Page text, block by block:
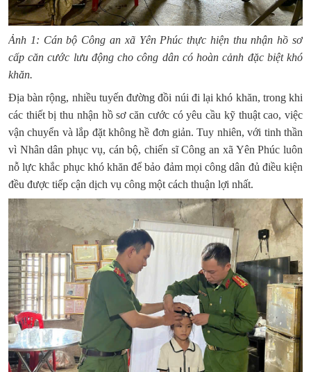
Ảnh 1: Cán bộ Công an xã Yên Phúc thực hiện thu nhận hồ sơ
cấp căn cước lưu động cho công dân có hoàn cảnh đặc biệt khó
khăn.
Địa bàn rộng, nhiều tuyến đường đồi núi đi lại khó khăn, trong khi
các thiết bị thu nhận hồ sơ căn cước có yêu cầu kỹ thuật cao, việc
vận chuyển và lắp đặt không hề đơn giản. Tuy nhiên, với tinh thần
vì Nhân dân phục vụ, cán bộ, chiến sĩ Công an xã Yên Phúc luôn
nỗ lực khắc phục khó khăn để bảo đảm mọi công dân đủ điều kiện
đều được tiếp cận dịch vụ công một cách thuận lợi nhất.